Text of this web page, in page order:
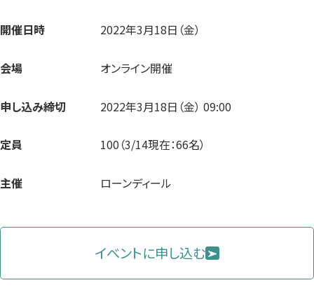
開催日時 2022年3月18日（金）
会場 オンライン開催
申し込み締切 2022年3月18日（金） 09:00
定員 100（3/14現在：66名）
主催 ローンディール
イベントに申し込む